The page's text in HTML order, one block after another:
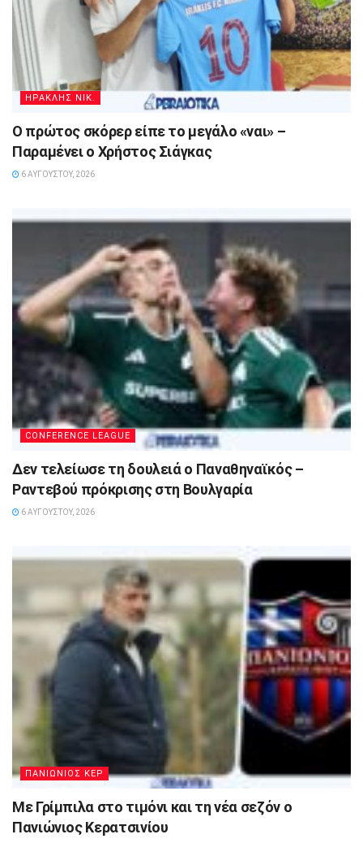
ΗΡΑΚΛΗΣ ΝΙΚ.
Ο πρώτος σκόρερ είπε το μεγάλο «ναι» –
Παραμένει ο Χρήστος Σιάγκας
6 ΑΥΓΟΎΣΤΟΥ, 2026
CONFERENCE LEAGUE
Δεν τελείωσε τη δουλειά ο Παναθηναϊκός –
Ραντεβού πρόκρισης στη Βουλγαρία
6 ΑΥΓΟΎΣΤΟΥ, 2026
ΠΑΝΙΩΝΙΟΣ ΚΕΡ
Με Γρίμπιλα στο τιμόνι και τη νέα σεζόν ο
Πανιώνιος Κερατσινίου